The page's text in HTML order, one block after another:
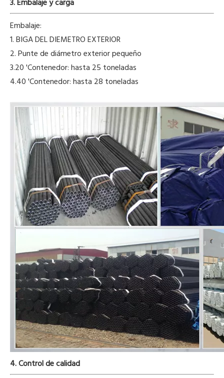
Embalaje:
1. BIGA DEL DIEMETRO EXTERIOR
2. Punte de diámetro exterior pequeño
3.20 'Contenedor: hasta 25 toneladas
4.40 'Contenedor: hasta 28 toneladas
4. Control de calidad